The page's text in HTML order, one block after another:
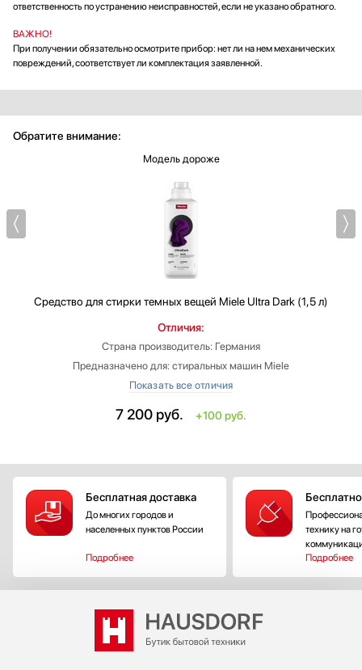
ответственность по устранению неисправностей, если не указано обратного.
ВАЖНО!
При получении обязательно осмотрите прибор: нет ли на нем механических
повреждений, соответствует ли комплектация заявленной.
Обратите внимание:
Модель дороже
Средство для стирки темных вещей Miele Ultra Dark (1,5 л)
Отличия:
Страна производитель: Германия
Предназначено для: стиральных машин Miele
Предназначение:
Вид: средство для стирки темных вещей
Количество: меньше на 5 шт
7 200 руб. +100 руб.
Бесплатная доставка
До многих городов и
населенных пунктов России
Подробнее
технику на
Подробнее